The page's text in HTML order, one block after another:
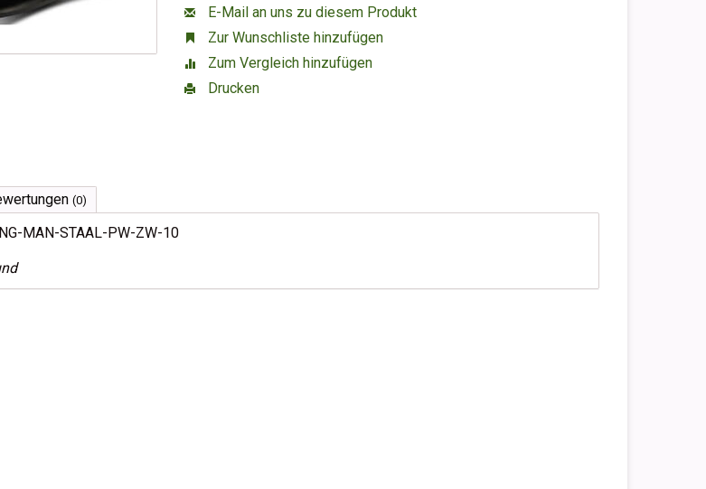
E-Mail an uns zu diesem Produkt
Zur Wunschliste hinzufügen
Zum Vergleich hinzufügen
Drucken
(0)
MAN-STAAL-PW-ZW-10